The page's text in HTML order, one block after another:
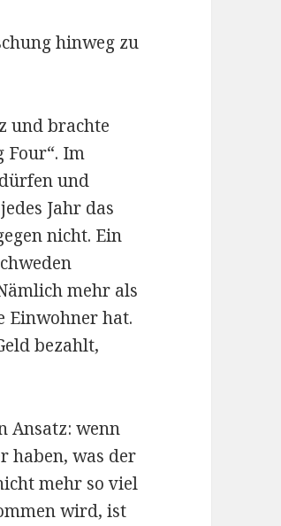
hinweg zu
und brachte
Four“. Im
und
Jahr das
nicht. Ein
mehr als
Einwohner hat.
bezahlt,
Ansatz: wenn
haben, was der
mehr so viel
wird, ist